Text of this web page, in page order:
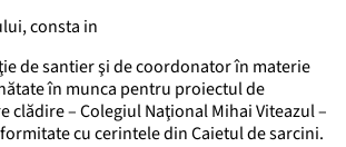
consta in
de santier şi de coordonator în materie
în munca pentru proiectul de
clădire – Colegiul Naţional Mihai Viteazul –
cu cerintele din Caietul de sarcini.